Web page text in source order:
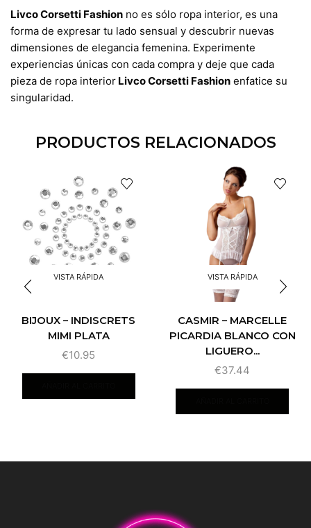
Livco Corsetti Fashion no es sólo ropa interior, es una
forma de expresar tu lado sensual y descubrir nuevas
dimensiones de elegancia femenina. Experimente
experiencias únicas con cada compra y deje que cada
pieza de ropa interior Livco Corsetti Fashion enfatice su
singularidad.
PRODUCTOS RELACIONADOS
VISTA RÁPIDA
BIJOUX – INDISCRETS
MIMI PLATA
€10.95
VISTA RÁPIDA
CASMIR – MARCELLE
PICARDIA BLANCO CON
LIGUERO...
€37.44